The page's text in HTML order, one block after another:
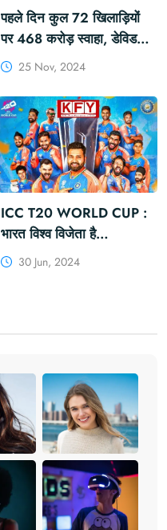
पहले दिन कुल 72 खिलाड़ियों
पर 468 करोड़ स्वाहा, डेविड
वॉर्नर को नहीं मिला खरीदार...
बेयरस्टो और देवदत्त पडिक्कल
#IPLAuction
#IPLAuction2025
25 Nov, 2024
ICC T20 WORLD CUP :
भारत विश्व विजेता है
#INDIAWON
#BCCI #Wonby7
30 Jun, 2024